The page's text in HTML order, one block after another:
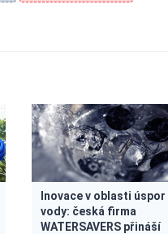
Inovace v oblasti úspor
vody: česká firma
WATERSAVERS přináší